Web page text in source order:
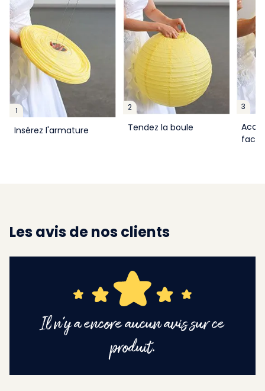
1
Insérez l'armature
2
Tendez la boule
3
Les avis de nos clients
Il n'y a encore aucun avis sur ce
produit.